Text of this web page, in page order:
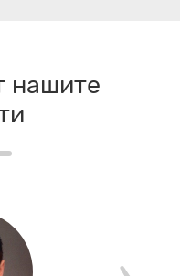
нашите